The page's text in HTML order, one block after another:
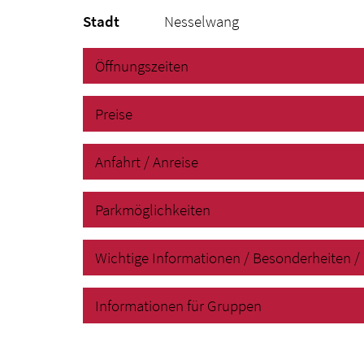
Stadt
Nesselwang
Öffnungszeiten
Preise
Anfahrt / Anreise
Parkmöglichkeiten
Wichtige Informationen / Besonderheiten /
Informationen für Gruppen